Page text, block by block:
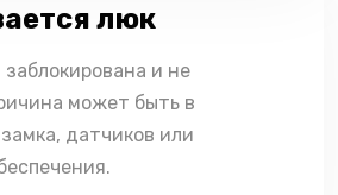
люк
и не
может быть в
датчиков или